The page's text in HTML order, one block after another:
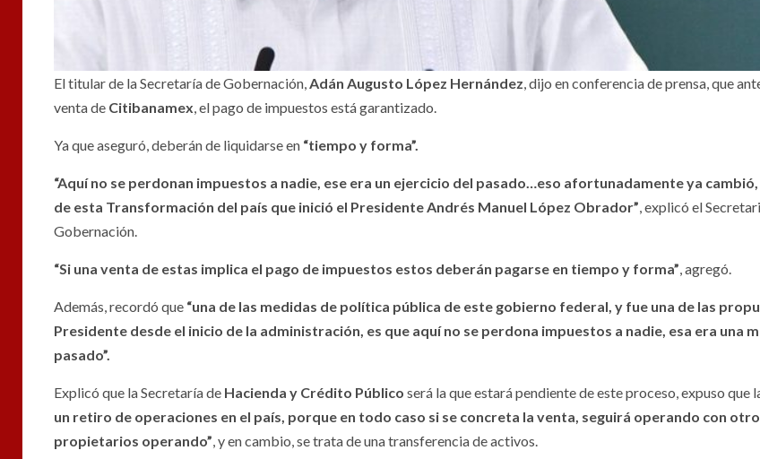
El titular de la Secretaría de Gobernación,Adán Augusto López Hernández, dijo en conferencia de prensa, que
venta de Citibanamex, el pago de impuestos está garantizado.
Ya que aseguró, deberán de liquidarse en “tiempo y forma”.
“Aquí no se perdonan impuestos a nadie, ese era un ejercicio del pasado…eso afortunadamente ya
de esta Transformación del país que inició el Presidente Andrés Manuel López Obrador”, explicó el
Gobernación.
“Si una venta de estas implica el pago de impuestos estos deberán pagarse en tiempo y forma”, agregó.
Además, recordó que “una de las medidas de política pública de este gobierno federal, y fue una de las
Presidente desde el inicio de la administración, es que aquí no se perdona impuestos a nadie, esa era una
pasado”.
Explicó que la Secretaría de Hacienda y Crédito Público será la que estará pendiente de este proceso, expuso que
un retiro de operaciones en el país, porque en todo caso si se concreta la venta, seguirá operando con
propietarios operando”, y en cambio, se trata de una transferencia de activos.